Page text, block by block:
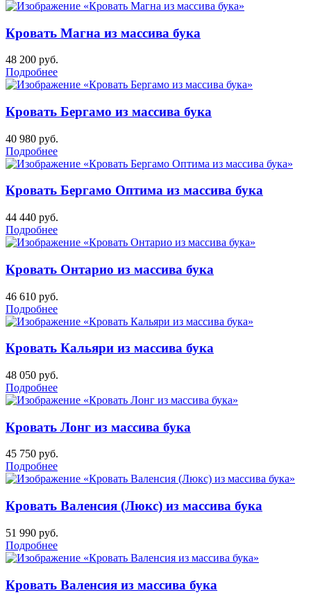
Кровать Магна из массива бука
48 200 руб.
Подробнее
Кровать Бергамо из массива бука
40 980 руб.
Подробнее
Кровать Бергамо Оптима из массива бука
44 440 руб.
Подробнее
Кровать Онтарио из массива бука
46 610 руб.
Подробнее
Кровать Кальяри из массива бука
48 050 руб.
Подробнее
Кровать Лонг из массива бука
45 750 руб.
Подробнее
Кровать Валенсия (Люкс) из массива бука
51 990 руб.
Подробнее
Кровать Валенсия из массива бука